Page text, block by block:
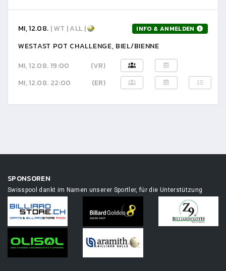
MI, 12.08. | WT | ALL | INFO & ANMELDEN
WESTAST POT CHALLENGE, BIEL/BIENNE
MI, 12.08. 19:00
(VR)
MI, 12.08. 22:00
(ER)
SPONSOREN
Swisspool dankt im Namen unserer Sportler, für die Unterstützung